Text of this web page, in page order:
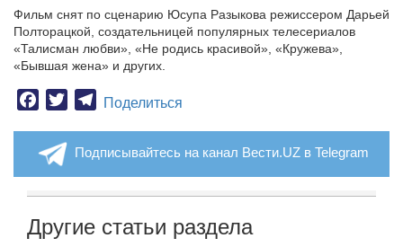
Фильм снят по сценарию Юсупа Разыкова режиссером Дарьей
Полторацкой, создательницей популярных телесериалов
«Талисман любви», «Не родись красивой», «Кружева»,
«Бывшая жена» и других.
Facebook
TwitterTelegram
Поделиться
Подписывайтесь на канал Вести.UZ в Telegram
Другие статьи раздела